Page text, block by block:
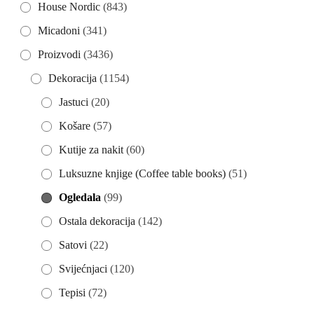
House Nordic (843)
Micadoni (341)
Proizvodi (3436)
Dekoracija (1154)
Jastuci (20)
Košare (57)
Kutije za nakit (60)
Luksuzne knjige (Coffee table books) (51)
Ogledala (99)
Ostala dekoracija (142)
Satovi (22)
Svijećnjaci (120)
Tepisi (72)